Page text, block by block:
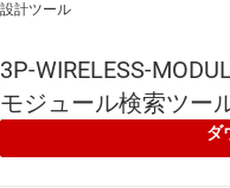
設計ツール
3P-WIRELESS-
モジュール検索ツー
ダ